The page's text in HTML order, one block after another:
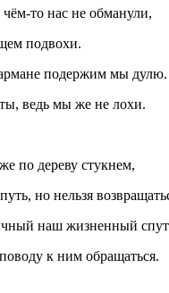
то нас не обманули,
подвохи.
подержим мы дулю.
ведь мы же не лохи.
по дереву стукнем,
но нельзя
наш жизненный
к ним обращаться.